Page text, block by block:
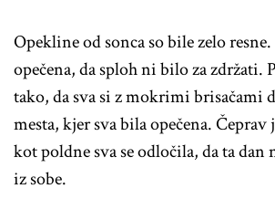
Opekline od sonca so bile zelo
opečena, da sploh ni bilo za zdržati.
tako, da sva si z mokrimi brisačami
mesta, kjer sva bila opečena.
kot poldne sva se odločila, da ta dan
iz sobe.